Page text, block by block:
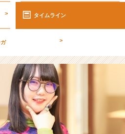
> タイムライン
>